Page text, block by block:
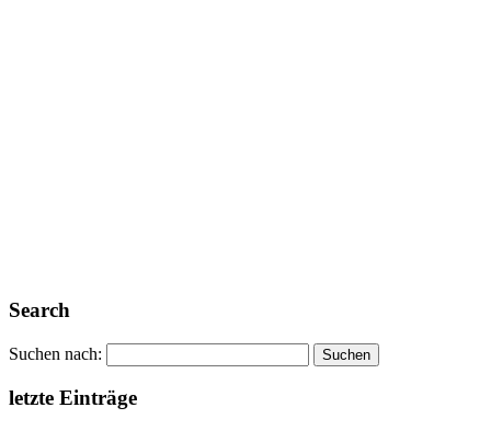
Search
Suchen nach:
letzte Einträge